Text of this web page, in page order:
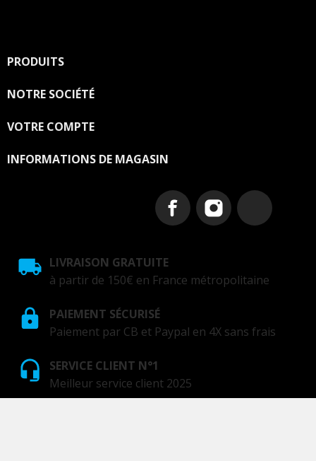
PRODUITS
NOTRE SOCIÉTÉ
VOTRE COMPTE
INFORMATIONS DE MAGASIN
LIVRAISON GRATUITE
à partir de 150€ en France métropolitaine
PAIEMENT SÉCURISÉ
Paiement par CB et Paypal en 4X sans frais
SERVICE CLIENT N°1
Meilleur service client 2025